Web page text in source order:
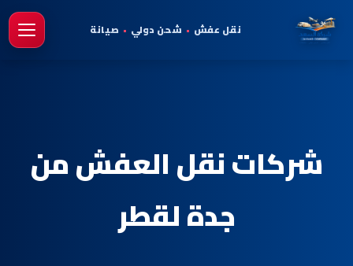
نقل عفش • شحن دولي • صيانة
شركات نقل العفش من
جدة لقطر